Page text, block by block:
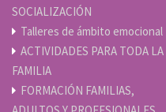
SOCIALIZACIÓN
Talleres de ámbito emocional
ACTIVIDADES PARA TODA LA
FAMILIA
FORMACIÓN FAMILIAS,